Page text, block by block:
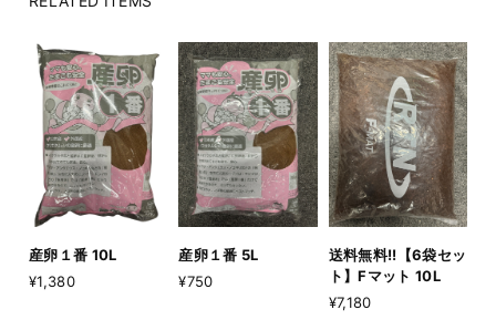
産卵１番 10L
¥1,380
産卵１番 5L
¥750
送料無料!!【6袋セッ
ト】Fマット 10L
¥7,180